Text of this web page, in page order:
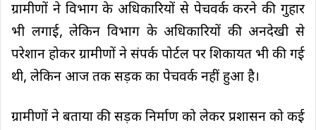
ग्रामीणों ने विभाग के अधिकारियों से पेचवर्क करने की गुहार
भी लगाई, लेकिन विभाग के अधिकारियों की अनदेखी से
परेशान होकर ग्रामीणों ने संपर्क पोर्टल पर शिकायत भी की गई
थी, लेकिन आज तक सड़क का पेचवर्क नहीं हुआ है।
ग्रामीणों ने बताया की सड़क निर्माण को लेकर प्रशासन को कई